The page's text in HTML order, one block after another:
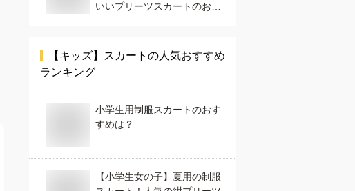
いいプリーツスカートのおす
【キッズ】 スカート の人気おすすめ
ランキング
小学生用制服スカートのおす
すめは？
【小学生女の子】夏用の制服